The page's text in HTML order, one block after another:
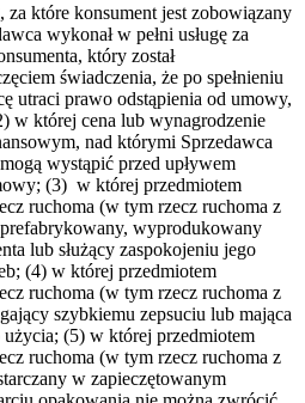
za które konsument jest zobowiązany
wykonał w pełni usługę za
który został
świadczenia, że po spełnieniu
utraci prawo odstąpienia od umowy,
w której cena lub wynagrodzenie
nad którymi Sprzedawca
wystąpić przed upływem
(3) w której przedmiotem
ruchoma (w tym rzecz ruchoma z
wyprodukowany
lub służący zaspokojeniu jego
(4) w której przedmiotem
ruchoma (w tym rzecz ruchoma z
szybkiemu zepsuciu lub mająca
(5) w której przedmiotem
ruchoma (w tym rzecz ruchoma z
w zapieczętowanym